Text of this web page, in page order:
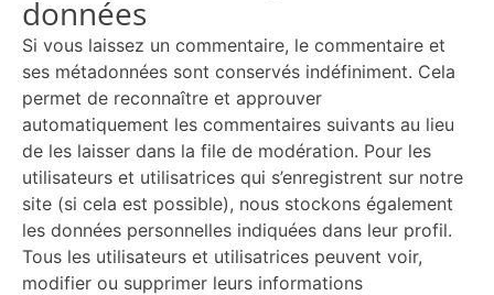
données
Si vous laissez un commentaire, le commentaire et
ses métadonnées sont conservés indéfiniment. Cela
permet de reconnaître et approuver
automatiquement les commentaires suivants au lieu
de les laisser dans la file de modération. Pour les
utilisateurs et utilisatrices qui s’enregistrent sur notre
site (si cela est possible), nous stockons également
les données personnelles indiquées dans leur profil.
Tous les utilisateurs et utilisatrices peuvent voir,
modifier ou supprimer leurs informations